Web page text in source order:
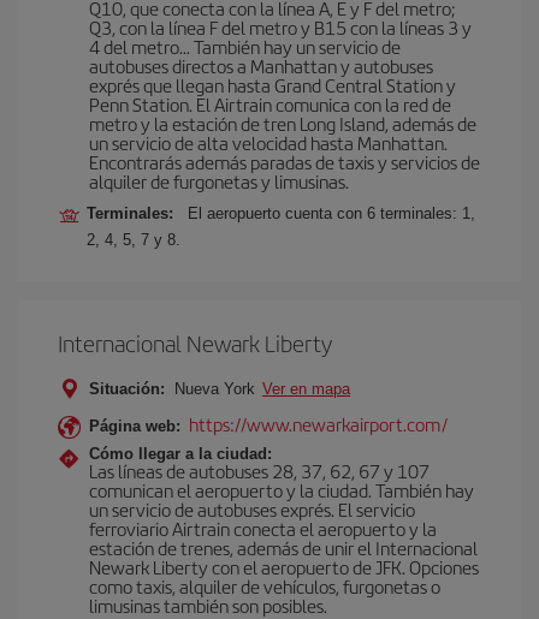
Q10, que conecta con la línea A, E y F del metro;
Q3, con la línea F del metro y B15 con la líneas 3 y
4 del metro… También hay un servicio de
autobuses directos a Manhattan y autobuses
exprés que llegan hasta Grand Central Station y
Penn Station. El Airtrain comunica con la red de
metro y la estación de tren Long Island, además de
un servicio de alta velocidad hasta Manhattan.
Encontrarás además paradas de taxis y servicios de
alquiler de furgonetas y limusinas.
Terminales:
El aeropuerto cuenta con 6 terminales: 1,
2, 4, 5, 7 y 8.
Internacional Newark Liberty
Situación: Nueva York Ver en mapa
Página web: https://www.newarkairport.com/
Cómo llegar a la ciudad:
Las líneas de autobuses 28, 37, 62, 67 y 107
comunican el aeropuerto y la ciudad. También hay
un servicio de autobuses exprés. El servicio
ferroviario Airtrain conecta el aeropuerto y la
estación de trenes, además de unir el Internacional
Newark Liberty con el aeropuerto de JFK. Opciones
como taxis, alquiler de vehículos, furgonetas o
limusinas también son posibles.